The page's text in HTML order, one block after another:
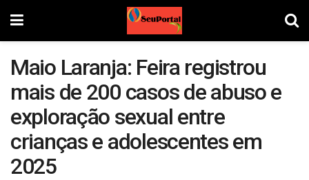
Maio Laranja: Feira registrou
mais de 200 casos de abuso e
exploração sexual entre
crianças e adolescentes em
2025